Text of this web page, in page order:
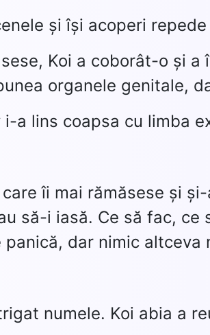
și își acoperi
Koi a coborât-o și
organele genitale,
a lins coapsa cu limba
îi mai rămăsese și
să-i iasă. Ce să fac,
dar nimic altceva
numele. Koi abia a